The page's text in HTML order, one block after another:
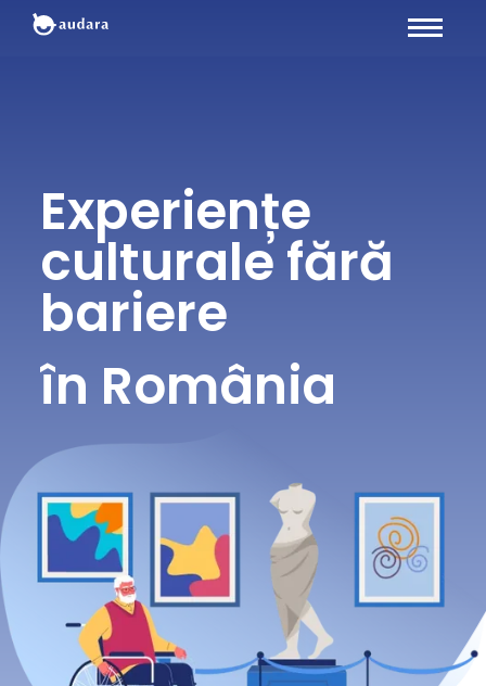
Experiențe
culturale fără
bariere
în România